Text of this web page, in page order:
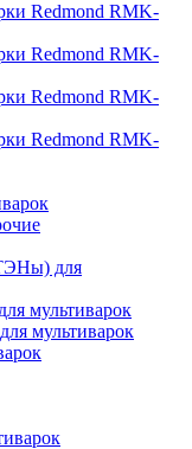
Redmond RMK-
Redmond RMK-
Redmond RMK-
Redmond RMK-
для
мультиварок
мультиварок